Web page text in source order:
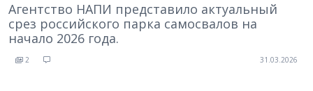
Агентство НАПИ представило актуальный
срез российского парка самосвалов на
начало 2026 года.
2 31.03.2026